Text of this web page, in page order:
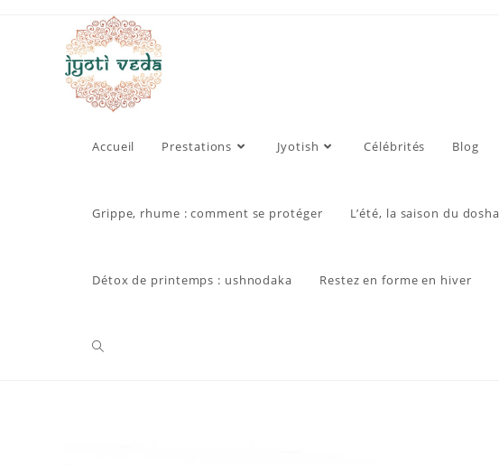
Accueil Prestations Jyotish Célébrités Blog
Grippe, rhume : comment se protéger L’été, la saison du
Détox de printemps : ushnodaka Restez en forme en hiver